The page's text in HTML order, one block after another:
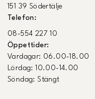
151 39 Södertälje
Telefon:
08-554 227 10
Öppettider:
Vardagar: 06.00-18.00
Lördag: 10.00-14.00
Söndag: Stängt